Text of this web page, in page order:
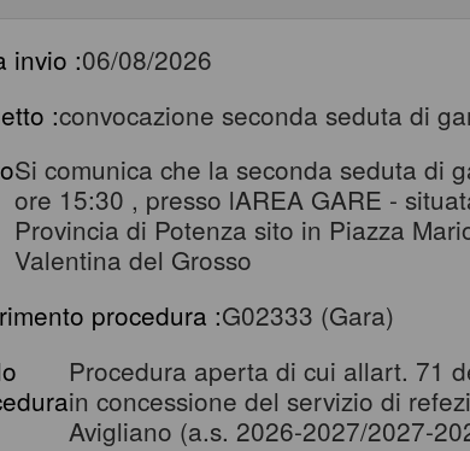
invio :06/08/2026
:convocazione seconda seduta di
Si comunica che la seconda seduta di
ore 15:30 , presso lAREA GARE -
Provincia di Potenza sito in Piazza
Valentina del Grosso
procedura :G02333 (Gara)
Procedura aperta di cui allart. 71
in concessione del servizio di
Avigliano (a.s. 2026-2027/2027-